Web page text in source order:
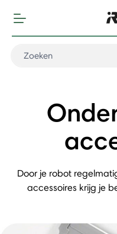
Door je robot
accessoires krijg je